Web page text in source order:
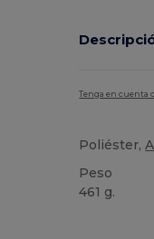
Tenga en cuenta
Poliéster,
Peso
461 g.